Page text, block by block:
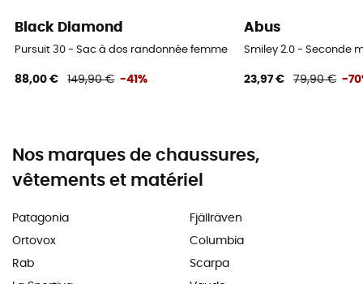
Black Diamond
Pursuit 30 - Sac à dos randonnée femme
88,00 € 149,90 € -41%
Abus
Smiley 2.0 - Seconde
23,97 € 79,90 € -
Nos marques de chaussures,
vêtements et matériel
Patagonia
Ortovox
Rab
Fjällräven
Columbia
Scarpa